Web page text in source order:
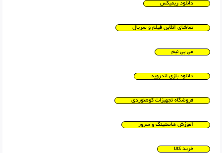
دانلود ریمیکس
تماشای آنلاین فیلم و سریال
می بی نیم
دانلود بازی اندروید
فروشگاه تجهیزات کوهنوردی
آموزش هاستینگ و سرور
خرید کالا